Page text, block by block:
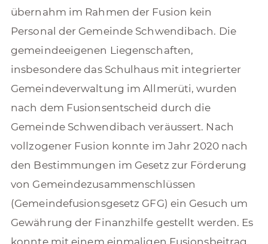
übernahm im Rahmen der Fusion kein
Personal der Gemeinde Schwendibach. Die
gemeindeeigenen Liegenschaften,
insbesondere das Schulhaus mit integrierter
Gemeindeverwaltung im Allmerüti, wurden
nach dem Fusionsentscheid durch die
Gemeinde Schwendibach veräussert. Nach
vollzogener Fusion konnte im Jahr 2020 nach
den Bestimmungen im Gesetz zur Förderung
von Gemeindezusammenschlüssen
(Gemeindefusionsgesetz GFG) ein Gesuch um
Gewährung der Finanzhilfe gestellt werden. Es